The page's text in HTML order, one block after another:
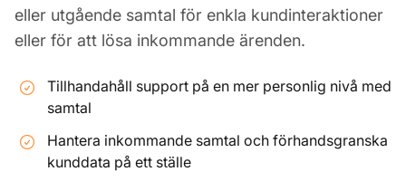
eller utgående samtal för enkla kundinteraktioner
eller för att lösa inkommande ärenden.
Tillhandahåll support på en mer personlig nivå med
samtal
Hantera inkommande samtal och förhandsgranska
kunddata på ett ställe